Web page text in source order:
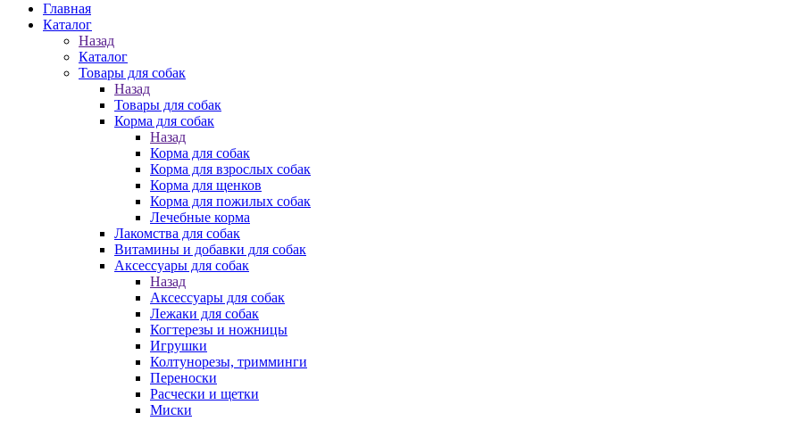
Главная
Каталог
Назад
Каталог
Товары для собак
Назад
Товары для собак
Корма для собак
Назад
Корма для собак
Корма для взрослых собак
Корма для щенков
Корма для пожилых собак
Лечебные корма
Лакомства для собак
Витамины и добавки для собак
Аксессуары для собак
Назад
Аксессуары для собак
Лежаки для собак
Когтерезы и ножницы
Игрушки
Колтунорезы, тримминги
Переноски
Расчески и щетки
Миски